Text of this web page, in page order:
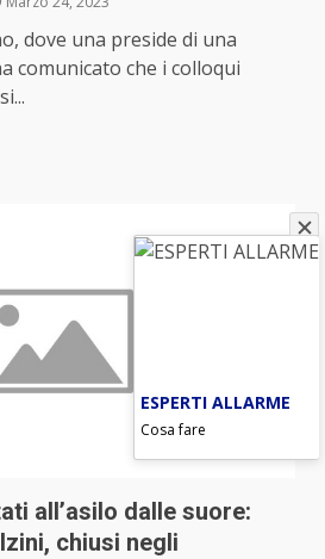
dove una preside di una
comunicato che i colloqui
all’asilo dalle suore:
chiusi negli
ESPERTI ALLARME
Cosa fare